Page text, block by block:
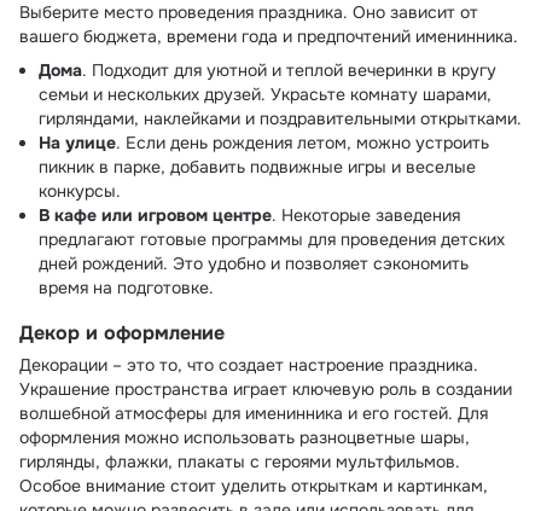
Выберите место проведения праздника. Оно зависит от
вашего бюджета, времени года и предпочтений именинника.
Дома. Подходит для уютной и теплой вечеринки в кругу
семьи и нескольких друзей. Украсьте комнату шарами,
гирляндами, наклейками и поздравительными открытками.
На улице. Если день рождения летом, можно устроить
пикник в парке, добавить подвижные игры и веселые
конкурсы.
В кафе или игровом центре. Некоторые заведения
предлагают готовые программы для проведения детских
дней рождений. Это удобно и позволяет сэкономить
время на подготовке.
Декор и оформление
Декорации – это то, что создает настроение праздника.
Украшение пространства играет ключевую роль в создании
волшебной атмосферы для именинника и его гостей. Для
оформления можно использовать разноцветные шары,
гирлянды, флажки, плакаты с героями мультфильмов.
Особое внимание стоит уделить открыткам и картинкам,